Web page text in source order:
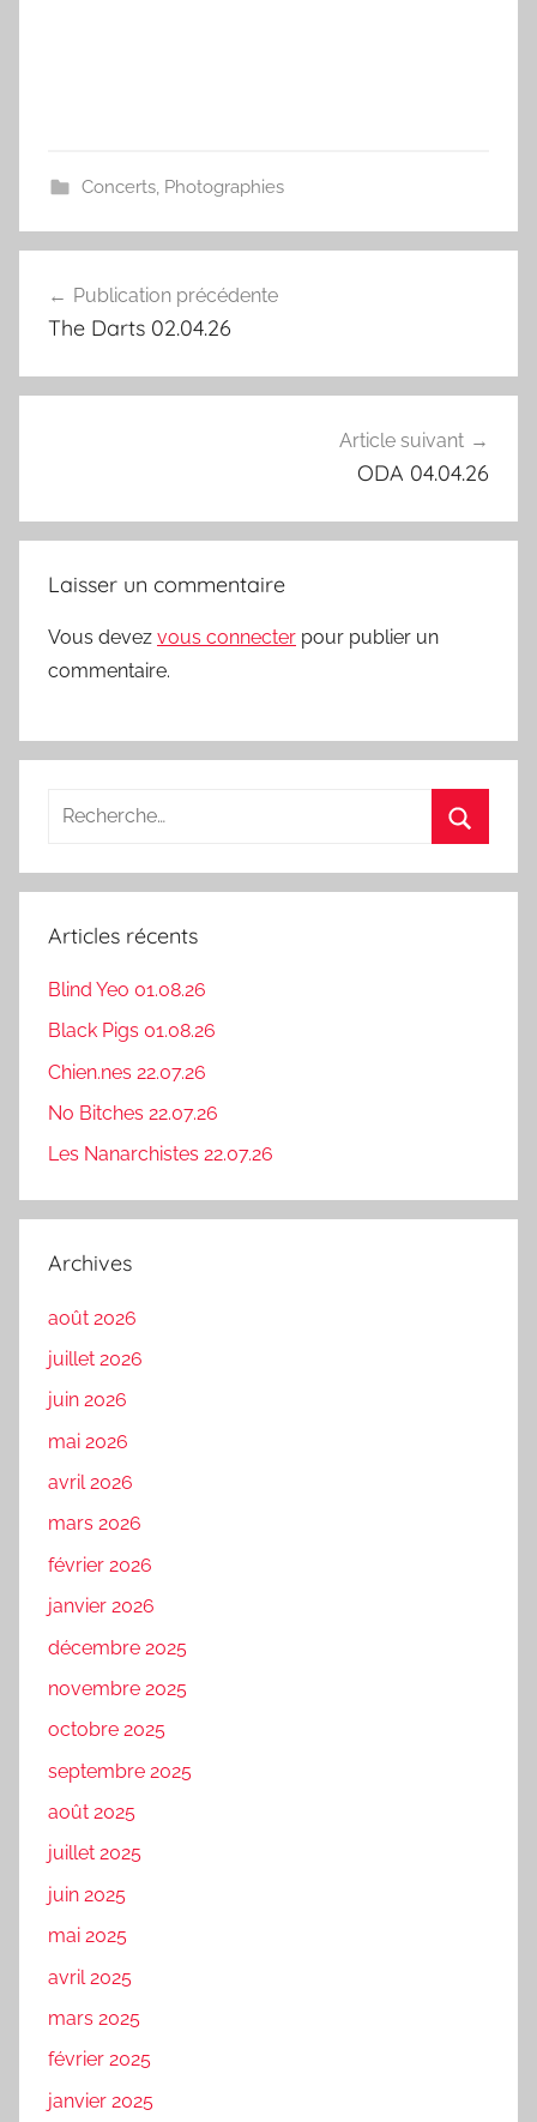
Concerts, Photographies
de
Publication précédente
The Darts 02.04.26
Article suivant
ODA 04.04.26
Laisser un commentaire
Vous devez vous connecter pour publier un
commentaire.
Recherche
:
Articles récents
Blind Yeo 01.08.26
Black Pigs 01.08.26
Chien.nes 22.07.26
No Bitches 22.07.26
Les Nanarchistes 22.07.26
Archives
août 2026
juillet 2026
juin 2026
mai 2026
avril 2026
mars 2026
février 2026
janvier 2026
décembre 2025
novembre 2025
octobre 2025
septembre 2025
août 2025
juillet 2025
juin 2025
mai 2025
avril 2025
mars 2025
février 2025
janvier 2025